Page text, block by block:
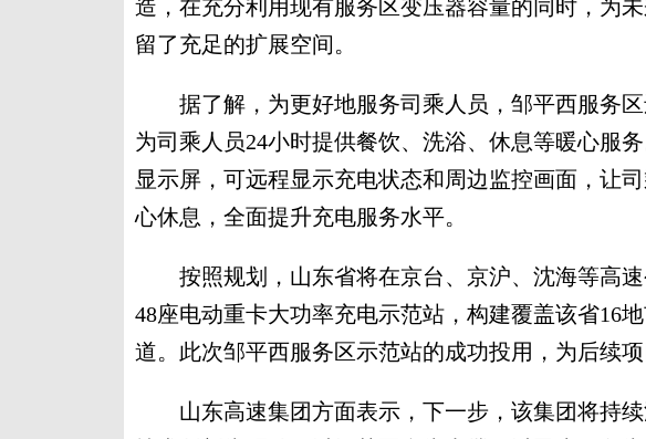
造，在充分利用现有服务区变压器容量的同时，为
留了充足的扩展空间。
据了解，为更好地服务司乘人员，邹平西服务区
为司乘人员24小时提供餐饮、洗浴、休息等暖心服
显示屏，可远程显示充电状态和周边监控画面，让
心休息，全面提升充电服务水平。
按照规划，山东省将在京台、京沪、沈海等高速
48座电动重卡大功率充电示范站，构建覆盖该省16
道。此次邹平西服务区示范站的成功投用，为后续项
山东高速集团方面表示，下一步，该集团将持续